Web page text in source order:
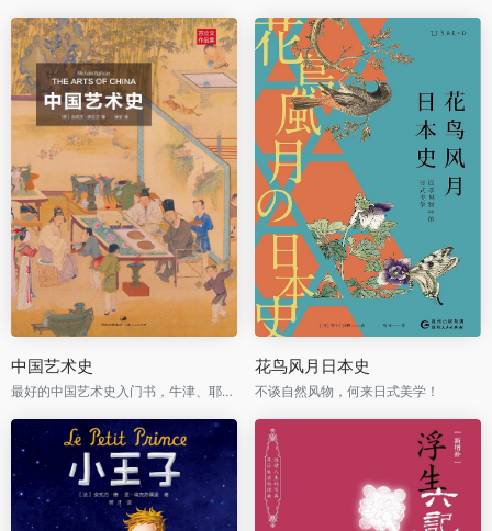
中国艺术史
最好的中国艺术史入门书，牛津、耶鲁、普林斯顿沿用40年之经典读本
花鸟风月日本史
不谈自然风物，何来日式美学！